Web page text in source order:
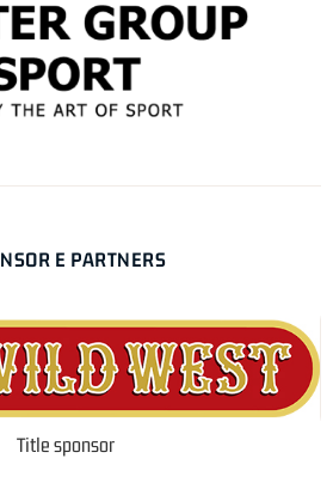
E PARTNERS
Title sponsor